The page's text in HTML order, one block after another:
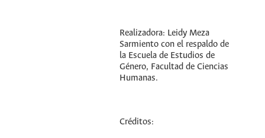
Realizadora: Leidy Meza
Sarmiento con el respaldo de
la Escuela de Estudios de
Género, Facultad de Ciencias
Humanas.
Créditos: